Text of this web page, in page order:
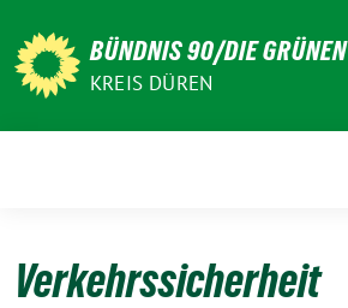
zum
Inhalt
BÜNDNIS 90/DIE GRÜNEN
KREIS DÜREN
Verkehrssicherheit